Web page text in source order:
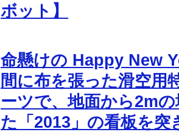
ボット】
命懸けの Happy New
間に布を張った滑空用
ーツで、地面から2m
た「2013」の看板を突